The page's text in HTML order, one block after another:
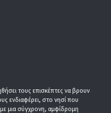
τους επισκέπτες να βρουν
ενδιαφέρει, στο νησί που
μια σύγχρονη, αμφίδρομη